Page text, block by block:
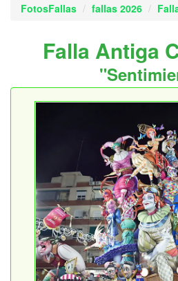
FotosFallas fallas 2026
Falla Antiga